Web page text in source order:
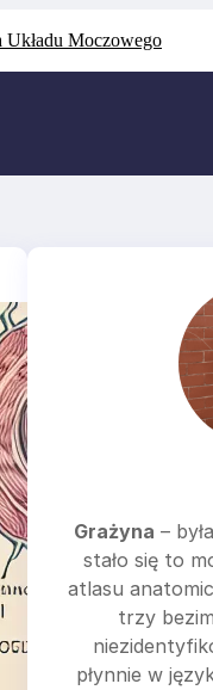
Układu Moczowego
Grażyna –
stało się to
atlasu
trzy
płynnie w